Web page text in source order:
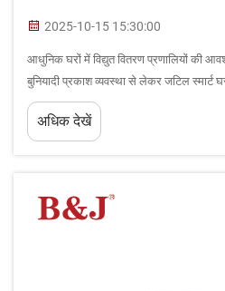
2025-10-15 15:30:00
आधुनिक घरों में विद्युत वितरण प्रणालियों की
बुनियादी प्रकाश व्यवस्था से लेकर जटिल स्मार्ट
को शक्ति प्रदान करने के लिए बिजली पर भारी
केंद्र में...
अधिक देखें